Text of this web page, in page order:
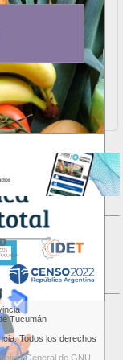
- junio 2026
publicó el valor de
el mes de junio, la
de 2026 fue de
VER INFORME...
Tucumán
Todos los derechos
General de GNU.